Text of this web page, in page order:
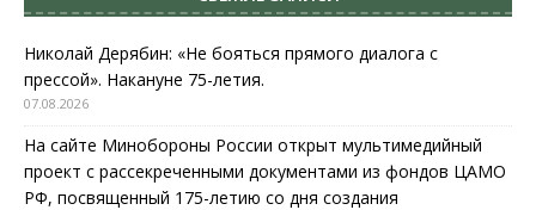
Николай Дерябин: «Не бояться прямого диалога с
прессой». Накануне 75-летия.
07.08.2026
На сайте Минобороны России открыт мультимедийный
проект с рассекреченными документами из фондов ЦАМО
РФ, посвященный 175-летию со дня создания